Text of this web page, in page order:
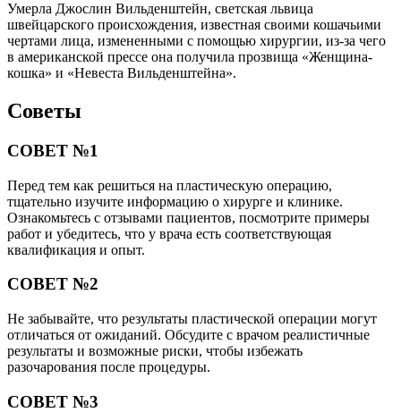
Умерла Джослин Вильденштейн, светская львица
швейцарского происхождения, известная своими кошачьими
чертами лица, измененными с помощью хирургии, из-за чего
в американской прессе она получила прозвища «Женщина-
кошка» и «Невеста Вильденштейна».
Советы
СОВЕТ №1
Перед тем как решиться на пластическую операцию,
тщательно изучите информацию о хирурге и клинике.
Ознакомьтесь с отзывами пациентов, посмотрите примеры
работ и убедитесь, что у врача есть соответствующая
квалификация и опыт.
СОВЕТ №2
Не забывайте, что результаты пластической операции могут
отличаться от ожиданий. Обсудите с врачом реалистичные
результаты и возможные риски, чтобы избежать
разочарования после процедуры.
СОВЕТ №3